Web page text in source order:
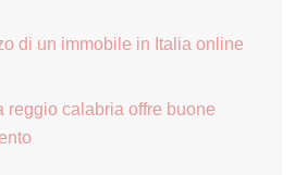
di un immobile in Italia online
reggio calabria offre buone